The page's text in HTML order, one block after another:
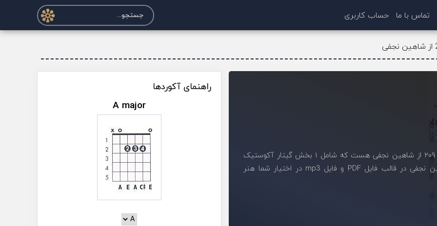
تماس با ما حساب کاربری
قطعه ی زیر، فایل mp3 استخراج شده از تبلچر آهنگ ۲۰۹ از شاهین نجفی هست که شامل ۱ بخش گیتار آکوستیک
است. با خرید این فایل، نت ملودی آهنگ ۲۰۹ شاهین نجفی در قالب فایل PDF و فایل mp3 در اختیار شما هنر
راهنمای آکوردها
A major